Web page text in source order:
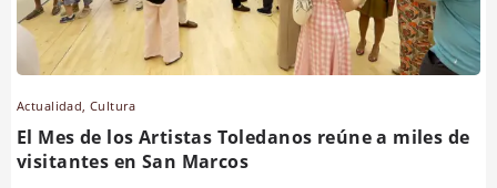
Actualidad ,Cultura
El Mes de los Artistas Toledanos reúne a miles de
visitantes en San Marcos